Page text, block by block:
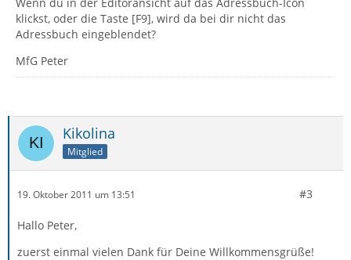
klickst, oder die Taste [F9], wird da bei dir nicht das
Adressbuch eingeblendet?
MfG Peter
Kikolina
Mitglied
19. Oktober 2011 um 13:51 #3
Hallo Peter,
zuerst einmal vielen Dank für Deine Willkommensgrüße!